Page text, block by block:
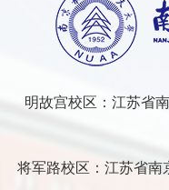
明故宫校区：江苏省
将军路校区：江苏省南